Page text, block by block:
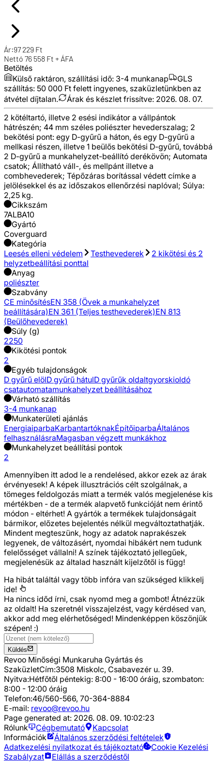
Ár:97 229 Ft
Nettó 76 558 Ft + ÁFA
Betöltés
Külső raktáron, szállítási idő: 3-4 munkanap
GLS
szállítás: 50 000 Ft felett ingyenes, szaküzletünkben az
átvétel díjtalan.
Árak és készlet frissítve: 2026. 08. 07.
2 kötéltartó, illetve 2 esési indikátor a vállpántok
hátrészén; 44 mm széles poliészter hevederszalag; 2
bekötési pont: egy D-gyűrű a háton, és egy D-gyűrű a
mellkasi részen, illetve 1 beülős bekötési D-gyűrű, továbbá
2 D-gyűrű a munkahelyzet-beállító derékövön; Automata
csatok; Állítható váll-, és mellpánt illetve a
combhevederek; Tépőzáras borítással védett címke a
jelölésekkel és az időszakos ellenőrzési naplóval; Súlya:
2,25 kg.
Cikkszám
7ALBA10
Gyártó
Coverguard
Kategória
Leesés elleni védelem
Testhevederek
2 kikötési és 2
helyzetbeállítási ponttal
Anyag
poliészter
Szabvány
CE minősítésEN 358 (Övek a munkahelyzet
beállítására)EN 361 (Teljes testhevederek)EN 813
(Beülőhevederek)
Súly (g)
2250
Kikötési pontok
2
Egyéb tulajdonságok
D gyűrű elölD gyűrű hátulD gyűrűk oldaltgyorskioldó
csatautomatamunkahelyzet beállításához
Várható szállítás
3-4 munkanap
Munkaterületi ajánlás
EnergiaiparbaKarbantartóknakÉpítőiparbaÁltalános
felhasználásraMagasban végzett munkákhoz
Munkahelyzet beállítási pontok
2
Amennyiben itt adod le a rendelésed, akkor ezek az árak
érvényesek! A képek illusztrációs célt szolgálnak, a
tömeges feldolgozás miatt a termék valós megjelenése kis
mértékben - de a termék alapvető funkcióját nem érintő
módon - eltérhet! A gyártók a termékek tulajdonságait
bármikor, előzetes bejelentés nélkül megváltoztathatják.
Mindent megteszünk, hogy az adatok naprakészek
legyenek, de változásért, nyomdai hibákért nem tudunk
felelősséget vállalni! A színek tájékoztató jellegűek,
megjelenésük az általad használt kijelzőtől is függ!
Ha hibát találtál vagy több infóra van szükséged klikkelj
ide!
Ha nincs időd írni, csak nyomd meg a gombot! Átnézzük
az oldalt! Ha szeretnél visszajelzést, vagy kérdésed van,
akkor add meg elérhetőséged! Mindenképpen köszönjük
szépen! :)
Küldés
Revoo Minőségi Munkaruha Gyártás és
SzaküzletCím:3508 Miskolc, Csabavezér u. 39.
Nyitva:Hétfőtől péntekig: 8:00 - 16:00 óráig, szombaton:
8:00 - 12:00 óráig
Telefon:46/560-566, 70-364-8884
E-mail: revoo@revoo.hu
Page generated at: 2026. 08. 09. 10:02:23
Rólunk
Cégbemutató
Kapcsolat
Információk
Általános szerződési feltételek
Adatkezelési nyilatkozat és tájékoztató
Cookie Kezelési
Szabályzat
Elállás a szerződéstől